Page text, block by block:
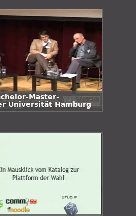
Master-
Universität Hamburg